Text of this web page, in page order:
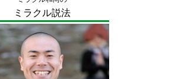
ミラクル説法